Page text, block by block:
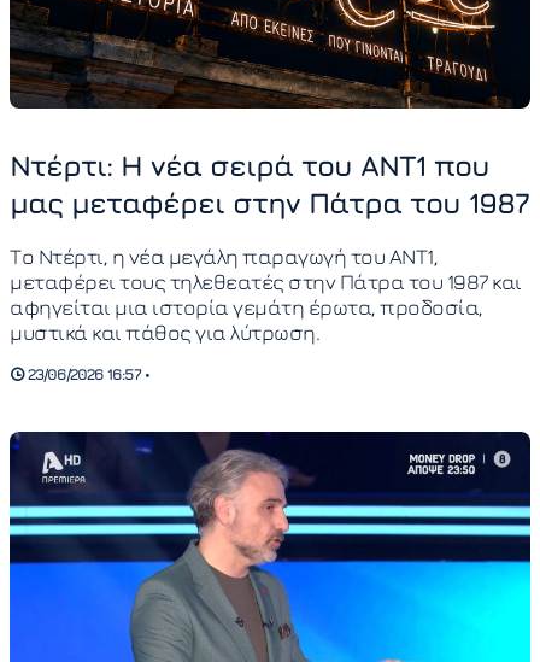
Ντέρτι: Η νέα σειρά του ΑΝΤ1 που
μας μεταφέρει στην Πάτρα του 1987
Το Ντέρτι, η νέα μεγάλη παραγωγή του ΑΝΤ1,
μεταφέρει τους τηλεθεατές στην Πάτρα του 1987 και
αφηγείται μια ιστορία γεμάτη έρωτα, προδοσία,
μυστικά και πάθος για λύτρωση.
23/06/2026 16:57 •